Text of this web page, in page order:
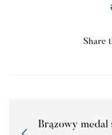
Share
Brązowy